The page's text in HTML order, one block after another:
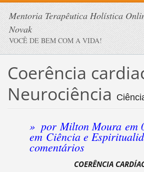
Mentoria Terapêutica Holística
Novak
VOCÊ DE BEM COM A VIDA!
Coerência
Neurociência
» por Milton Mouraem
em Ciência e
comentários
COERÊNCIA